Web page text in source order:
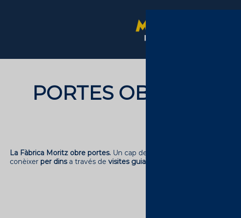
PORTES OBERTES
La Fàbrica Moritz obre portes. Un cap de setmana per entrar-hi,
conèixer per dinsa través de visites guiades